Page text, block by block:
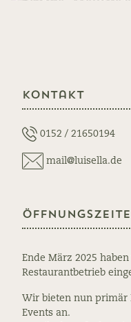
Kontakt
0152 / 21650194
mail@luisella.de
Ende März 2025
Restaurantbetrieb
Wir bieten nun primär
Events an.